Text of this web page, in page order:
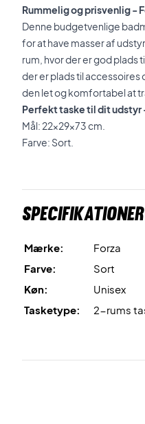
Rummelig og prisvenlig -
Denne budgetvenlige
for at have masser af
rum, hvor der er god plads
der er plads til
den let og komfortabel at
Perfekt taske til dit udstyr
Mål: 22x29x73 cm.
Farve: Sort.
Specifikationer
Mærke:
Forza
Farve:
Sort
Køn:
Unisex
Tasketype:
2-rums